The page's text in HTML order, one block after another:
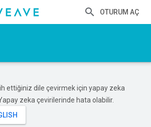
OTURUM AÇ
ettiğiniz dile çevirmek için yapay zeka
zeka çevirilerinde hata olabilir.